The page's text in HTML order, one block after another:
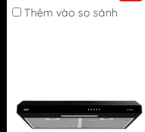
Thêm vào so sánh